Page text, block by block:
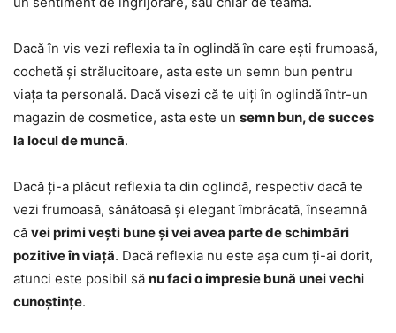
Dacă în vis vezi reflexia ta în oglindă în care ești frumoasă,
cochetă și strălucitoare, asta este un semn bun pentru
viața ta personală. Dacă visezi că te uiți în oglindă într-un
magazin de cosmetice, asta este un semn bun, de succes
la locul de muncă.
Dacă ți-a plăcut reflexia ta din oglindă, respectiv dacă te
vezi frumoasă, sănătoasă și elegant îmbrăcată, înseamnă
că vei primi vești bune și vei avea parte de schimbări
pozitive în viață. Dacă reflexia nu este așa cum ți-ai dorit,
atunci este posibil să nu faci o impresie bună unei vechi
cunoștințe.